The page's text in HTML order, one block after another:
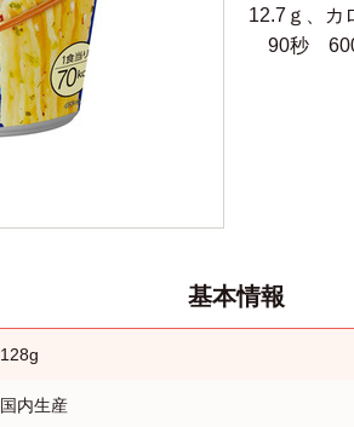
12.7ｇ、カ
90秒
基本情報
128g
国内生産